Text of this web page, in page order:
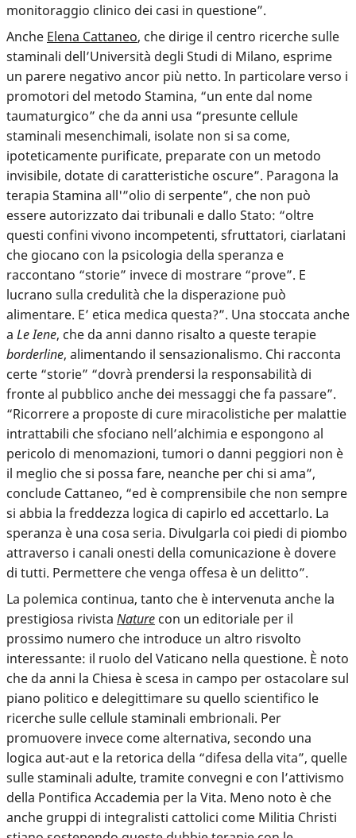
monitoraggio clinico dei casi in questione”.
Anche Elena Cattaneo, che dirige il centro ricerche sulle
staminali dell’Università degli Studi di Milano, esprime
un parere negativo ancor più netto. In particolare verso i
promotori del metodo Stamina, “un ente dal nome
taumaturgico” che da anni usa “presunte cellule
staminali mesenchimali, isolate non si sa come,
ipoteticamente purificate, preparate con un metodo
invisibile, dotate di caratteristiche oscure”. Paragona la
terapia Stamina all'”olio di serpente”, che non può
essere autorizzato dai tribunali e dallo Stato: “oltre
questi confini vivono incompetenti, sfruttatori, ciarlatani
che giocano con la psicologia della speranza e
raccontano “storie” invece di mostrare “prove”. E
lucrano sulla credulità che la disperazione può
alimentare. E’ etica medica questa?”. Una stoccata anche
a Le Iene, che da anni danno risalto a queste terapie
borderline, alimentando il sensazionalismo. Chi racconta
certe “storie” “dovrà prendersi la responsabilità di
fronte al pubblico anche dei messaggi che fa passare”.
“Ricorrere a proposte di cure miracolistiche per malattie
intrattabili che sfociano nell’alchimia e espongono al
pericolo di menomazioni, tumori o danni peggiori non è
il meglio che si possa fare, neanche per chi si ama”,
conclude Cattaneo, “ed è comprensibile che non sempre
si abbia la freddezza logica di capirlo ed accettarlo. La
speranza è una cosa seria. Divulgarla coi piedi di piombo
attraverso i canali onesti della comunicazione è dovere
di tutti. Permettere che venga offesa è un delitto”.
La polemica continua, tanto che è intervenuta anche la
prestigiosa rivista Nature con un editoriale per il
prossimo numero che introduce un altro risvolto
interessante: il ruolo del Vaticano nella questione. È noto
che da anni la Chiesa è scesa in campo per ostacolare sul
piano politico e delegittimare su quello scientifico le
ricerche sulle cellule staminali embrionali. Per
promuovere invece comealternativa, secondo una
logica aut-aut e la retorica della “difesa della vita”, quelle
sulle staminali adulte, tramite convegni e con l’attivismo
della Pontifica Accademia per la Vita. Meno noto è che
anche gruppi di integralisti cattolici come Militia Christi